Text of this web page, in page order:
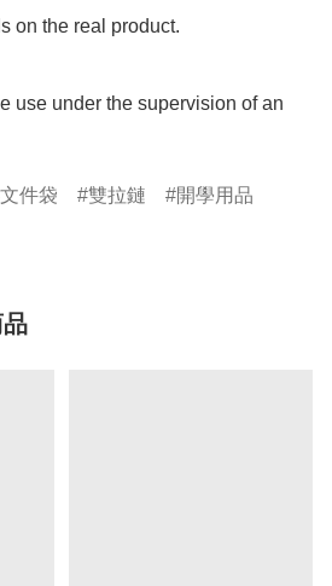
on the real product.
use under the supervision of an
文件袋 雙拉鏈 開學用品